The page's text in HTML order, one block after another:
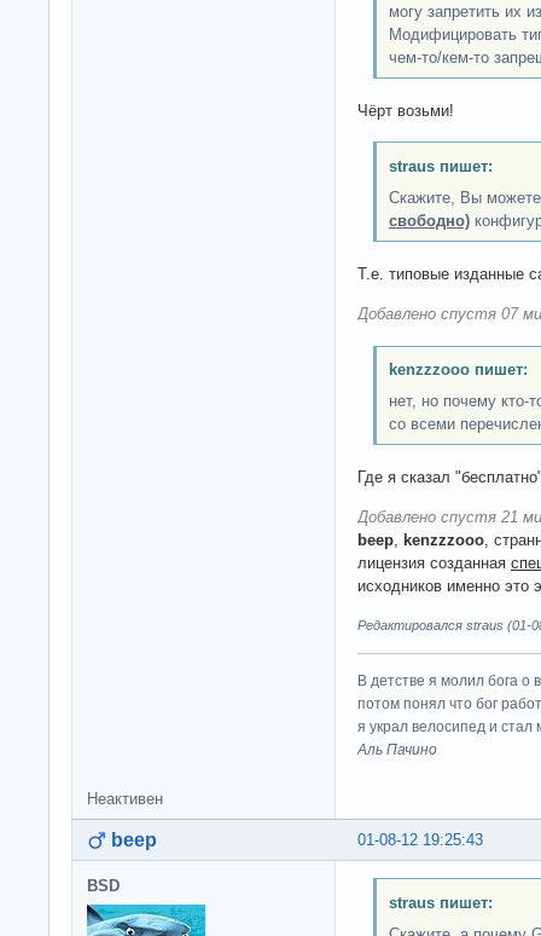
могу запретить их
Модифицировать
чем-то/кем-то
Чёрт возьми!
straus пишет:
Скажите, Вы
свободно)
Т.е. типовые изданные
Добавлено спустя 07
kenzzzooo пишет:
нет, но почему кто-
со всеми
Где я сказал
Добавлено спустя 21
beep, kenzzzooo,
лицензия созданная
исходников именно это
Редактировался straus (01-
В детстве я молил бога о
потом понял что бог
я украл велосипед и стал
Аль Пачино
Неактивен
01-08-12 19:25:43
beep
BSD
straus пишет: